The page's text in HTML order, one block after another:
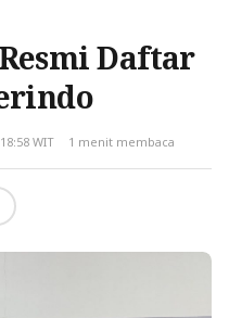
Daftar
WIT 1 menit membaca